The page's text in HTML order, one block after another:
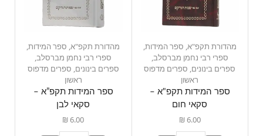
מהדורת תקפ"א ספר המידות
ספרי רבי נחמן מברסלב
ספרים בינונים ספרים מדפוס
ראשון
ספר המידות תקפ"א –
סקאי חום
₪6.00
מהדורת תקפ"א, ספר המידות,
ספרי רבי נחמן מברסלב
ספרים בינונים ספרים מדפוס
ראשון
ספר המידות תקפ”א –
סקאי לבן
₪6.00